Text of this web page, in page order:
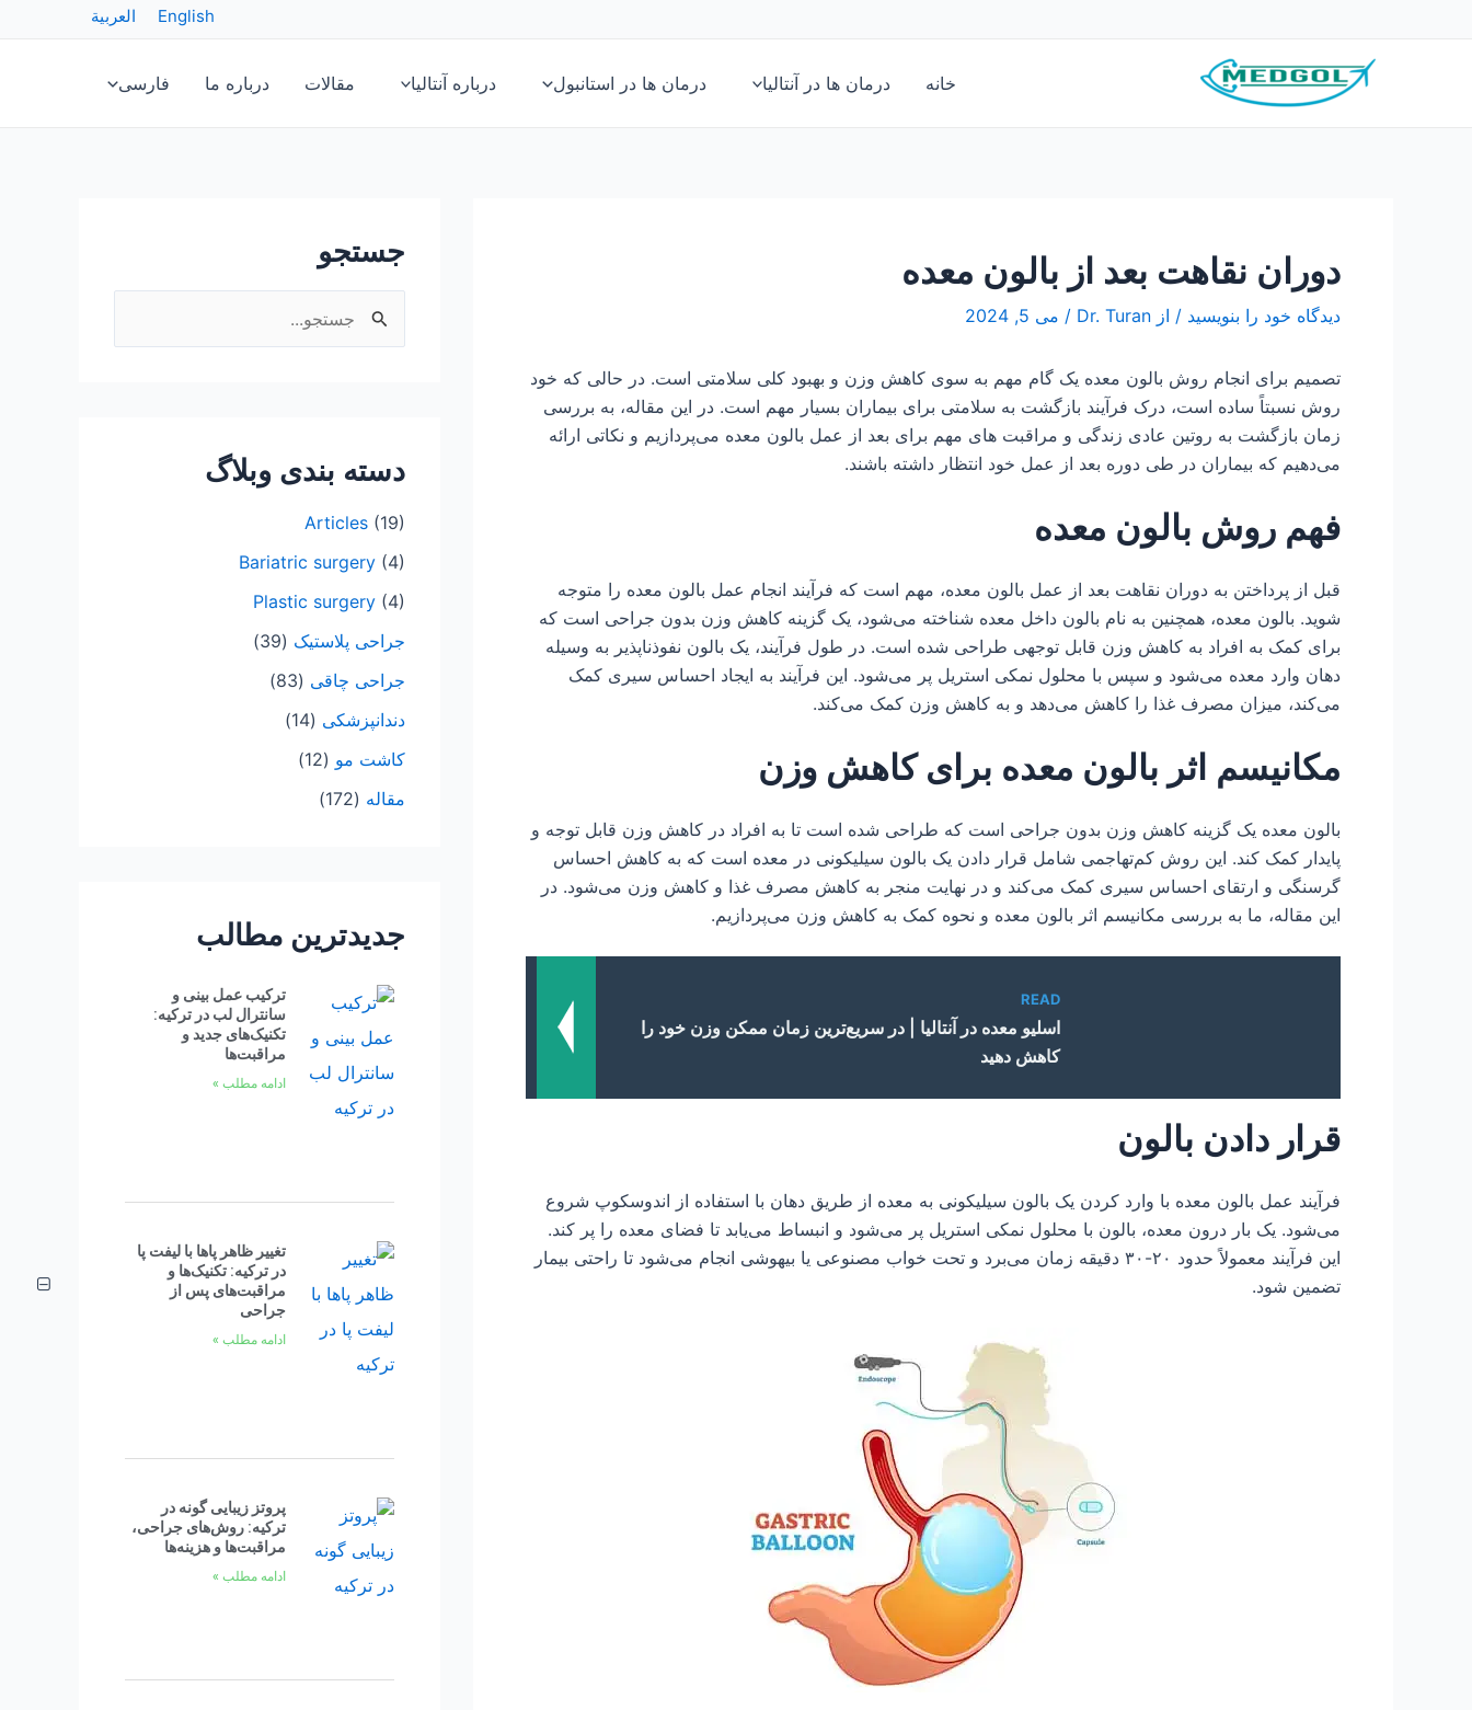
English العربية
خانه درمان ها در آنتالیا درمان ها در استانبول درباره آنتالیا مقالات درباره ما فارسی
دوران نقاهت بعد از بالون معده
دیدگاه‌ خود را بنویسید / از Dr. Turan
/ می 5, 2024
تصمیم برای انجام روش بالون معده یک گام مهم به سوی کاهش وزن و بهبود کلی سلامتی است. در حالی که خود
روش نسبتاً ساده است، درک فرآیند بازگشت به سلامتی برای بیماران بسیار مهم است. در این مقاله، به بررسی
زمان بازگشت به روتین عادی زندگی و مراقبت های مهم برای بعد از عمل بالون معده می‌پردازیم و نکاتی ارائه
می‌دهیم که بیماران در طی دوره بعد از عمل خود انتظار داشته باشند.
فهم روش بالون معده
قبل از پرداختن به دوران نقاهت بعد از عمل بالون معده، مهم است که فرآیند انجام عمل بالون معده را متوجه
شوید. بالون معده، همچنین به نام بالون داخل معده شناخته می‌شود، یک گزینه کاهش وزن بدون جراحی است که
برای کمک به افراد به کاهش وزن قابل توجهی طراحی شده است. در طول فرآیند، یک بالون نفوذ‌ناپذیر به وسیله
دهان وارد معده می‌شود و سپس با محلول نمکی استریل پر می‌شود. این فرآیند به ایجاد احساس سیری کمک
می‌کند، میزان مصرف غذا را کاهش می‌دهد و به کاهش وزن کمک می‌کند.
مکانیسم اثر بالون معده برای کاهش وزن
بالون معده یک گزینه کاهش وزن بدون جراحی است که طراحی شده است تا به افراد در کاهش وزن قابل توجه و
پایدار کمک کند. این روش کم‌تهاجمی شامل قرار دادن یک بالون سیلیکونی در معده است که به کاهش احساس
گرسنگی و ارتقای احساس سیری کمک می‌کند و در نهایت منجر به کاهش مصرف غذا و کاهش وزن می‌شود. در
این مقاله، ما به بررسی مکانیسم اثر بالون معده و نحوه کمک به کاهش وزن می‌پردازیم.
READ
اسلیو معده در آنتالیا | در سریع‌ترین زمان ممکن وزن خود را
کاهش دهید
قرار دادن بالون
فرآیند عمل بالون معده با وارد کردن یک بالون سیلیکونی به معده از طریق دهان با استفاده از اندوسکوپ شروع
می‌شود. یک بار درون معده، بالون با محلول نمکی استریل پر می‌شود و انبساط می‌یابد تا فضای معده را پر کند.
این فرآیند معمولاً حدود ۲۰-۳۰ دقیقه زمان می‌برد و تحت خواب مصنوعی یا بیهوشی انجام می‌شود تا راحتی بیمار
تضمین شود.
جستجو
و
ر
ا
ی
:
دسته بندی وبلاگ
Articles (19)
Bariatric surgery (4)
Plastic surgery (4)
جراحی پلاستیک (39)
جراحی چاقی (83)
دندانپزشکی (14)
کاشت مو (12)
مقاله (172)
جدیدترین مطالب
ترکیب عمل بینی و
سانترال لب در ترکیه:
تکنیک‌های جدید و
مراقبت‌ها
ادامه مطلب »
تغییر ظاهر پاها با لیفت پا
در ترکیه: تکنیک‌ها و
مراقبت‌های پس از
جراحی
ادامه مطلب »
پروتز زیبایی گونه در
ترکیه: روش‌های جراحی،
مراقبت‌ها و هزینه‌ها
ادامه مطلب »